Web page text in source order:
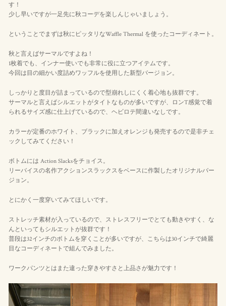
す！
少し早いですが一足先に秋コーデを楽しんじゃいましょう。
ということでまずは秋にピッタリなWaffle Thermal を使ったコーディネート。
秋と言えばサーマルですよね！
1枚着でも、インナー使いでも非常に役に立つアイテムです。
今回は目の細かい度詰めワッフルを使用した新型バージョン。
しっかりと度目が詰まっているので型崩れしにくく着心地も抜群です。
サーマルと言えばシルエットがタイトなものが多いですが、ロンT感覚で着
られるサイズ感に仕上げているので、ヘビロテ間違いなしです。
カラーが定番のホワイト、ブラックに加えオレンジも発売するので是非チェ
ックしてみてください！
ボトムには Action Slacksをチョイス。
リーバイスの名作アクションスラックスをベースに作製したオリジナルバー
ジョン。
とにかく一度穿いてみてほしいです。
ストレッチ素材が入っているので、ストレスフリーでとても動きやすく、な
んといってもシルエットが抜群です！
普段は32インチのボトムを穿くことが多いですが、こちらは30インチで綺麗
目なコーディネートで組んでみました。
ワークパンツとはまた違った穿きやすさと上品さが魅力です！